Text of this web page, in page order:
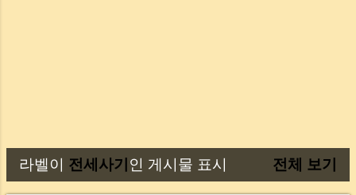
글
라벨이 전세사기 인 게시물 표시 전체 보기